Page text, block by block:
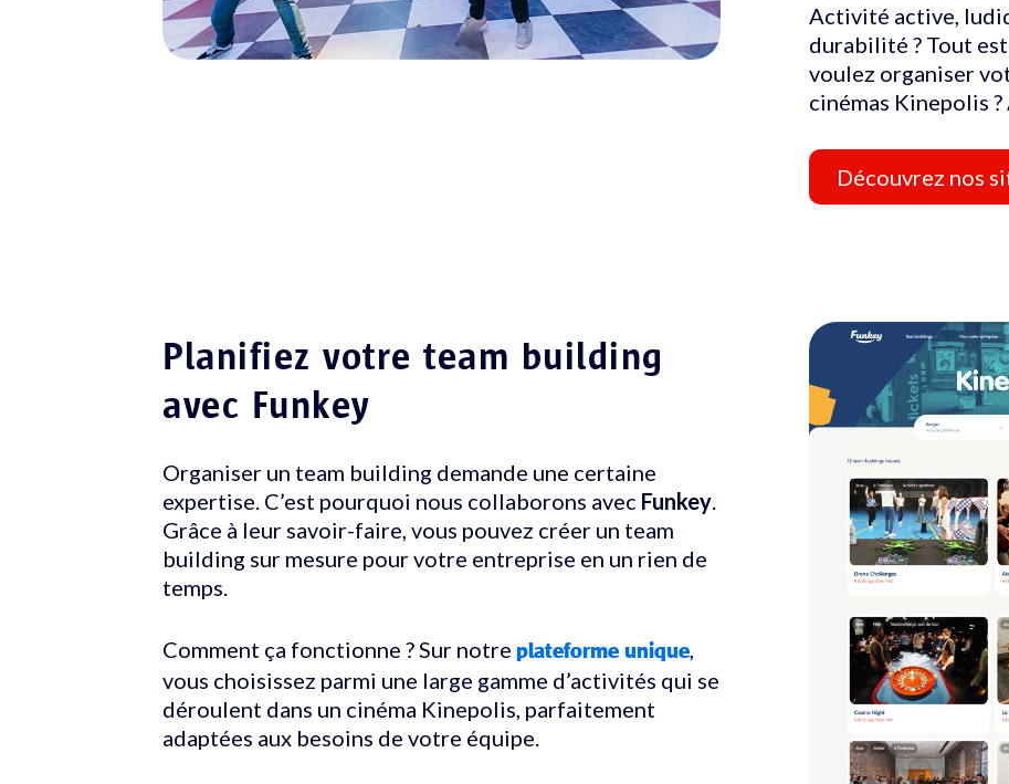
Activité active,
durabilité ? Tout
voulez organiser
cinémas Kinepolis
Découvrez nos
Planifiez votre team building
avec Funkey
Organiser un team building demande une certaine
expertise. C’est pourquoi nous collaborons avec Funkey.
Grâce à leur savoir-faire, vous pouvez créer un team
building sur mesure pour votre entreprise en un rien de
temps.
Comment ça fonctionne ? Sur notre plateforme unique,
vous choisissez parmi une large gamme d’activités qui se
déroulent dans un cinéma Kinepolis, parfaitement
adaptées aux besoins de votre équipe.